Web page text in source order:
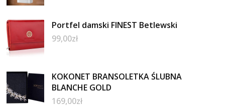
Portfel damski FINEST Betlewski
99,00zł
KOKONET BRANSOLETKA ŚLUBNA
BLANCHE GOLD
169,00zł